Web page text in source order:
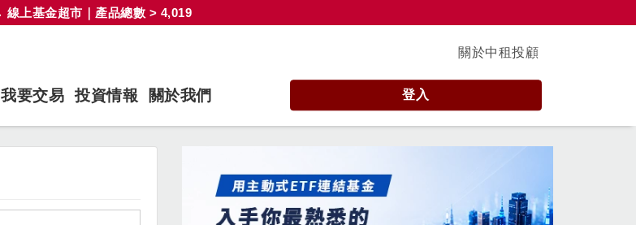
線上基金超市｜產品總數 > 4,019
關於中租投顧
我要交易 投資情報 關於我們 登入